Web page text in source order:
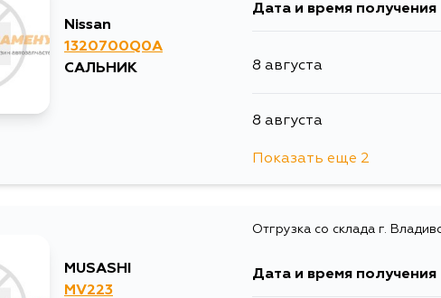
Nissan
1320700Q0A
САЛЬНИК
Дата и время получения
8 августа
8 августа
5 сентября
Показать еще 2
MUSASHI
MV223
Отгрузка со склада г.
Дата и время получения